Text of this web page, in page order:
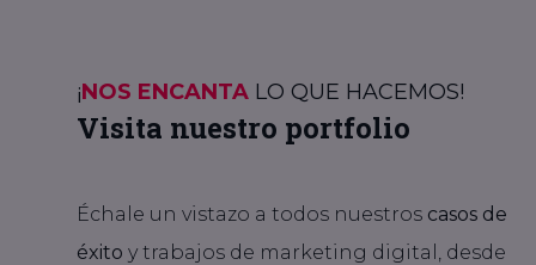
¡NOS ENCANTA LO QUE HACEMOS!
Visita nuestro portfolio
Échale un vistazo a todos nuestros casos de
éxito y trabajos de marketing digital, desde